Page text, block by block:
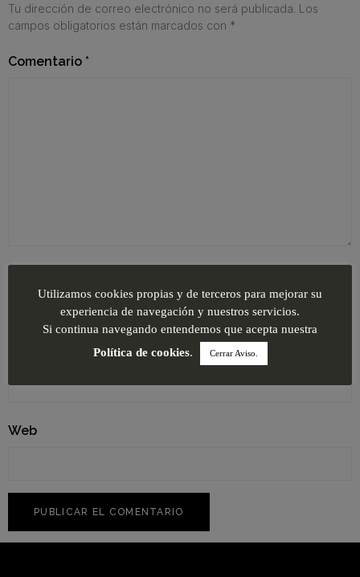
Tu dirección de correo electrónico no será publicada. Los
campos obligatorios están marcados con *
Comentario *
Correo electrónico*
Web
Utilizamos cookies propias y de terceros para mejorar su
experiencia de navegación y nuestros servicios.
Si continua navegando entendemos que acepta nuestra
Política de cookies. Cerrar Aviso.